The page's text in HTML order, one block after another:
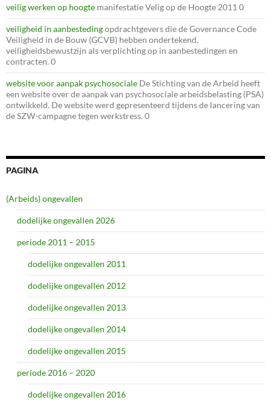
veilig werken op hoogte manifestatie Velig op de Hoogte 2011 0
veiligheid in aanbestedingopdrachtgevers die de Governance Code
Veiligheid in de Bouw (GCVB) hebben ondertekend,
veiligheidsbewustzijn als verplichting op in aanbestedingen en
contracten. 0
website voor aanpak psychosociale De Stichting van de Arbeid heeft
een website over de aanpak van psychosociale arbeidsbelasting (PSA)
ontwikkeld. De website werd gepresenteerd tijdens de lancering van
de SZW-campagne tegen werkstress. 0
PAGINA
(Arbeids) ongevallen
dodelijke ongevallen 2026
periode 2011 – 2015
dodelijke ongevallen 2011
dodelijke ongevallen 2012
dodelijke ongevallen 2013
dodelijke ongevallen 2014
dodelijke ongevallen 2015
periode 2016 – 2020
dodelijke ongevallen 2016